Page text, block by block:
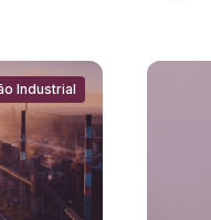
Industrial